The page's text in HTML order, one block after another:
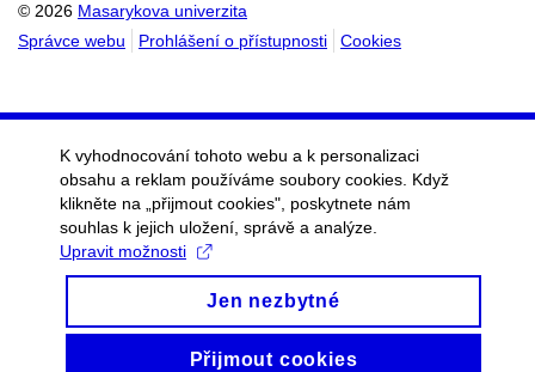
© 2026 Masarykova univerzita
Správce webu
Prohlášení o přístupnosti Cookies
K vyhodnocování tohoto webu a k personalizaci
obsahu a reklam používáme soubory cookies. Když
klikněte na „přijmout cookies", poskytnete nám
souhlas k jejich uložení, správě a analýze.
Upravit možnosti
Jen nezbytné
Přijmout cookies